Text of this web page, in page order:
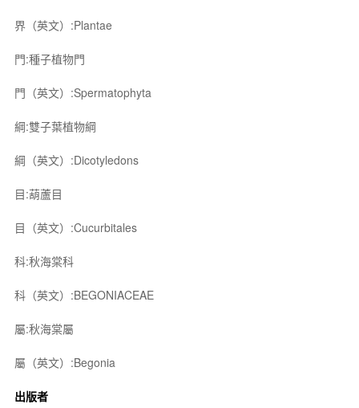
界（英文）:Plantae
門:種子植物門
門（英文）:Spermatophyta
綱:雙子葉植物綱
綱（英文）:Dicotyledons
目:葫蘆目
目（英文）:Cucurbitales
科:秋海棠科
科（英文）:BEGONIACEAE
屬:秋海棠屬
屬（英文）:Begonia
出版者